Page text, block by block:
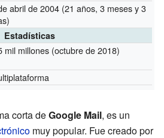
abril de 2004 (21 años, 3 meses y 3
Estadísticas
mil millones (octubre de 2018)
corta deGoogle Mail, es un
muy popular. Fue creado por